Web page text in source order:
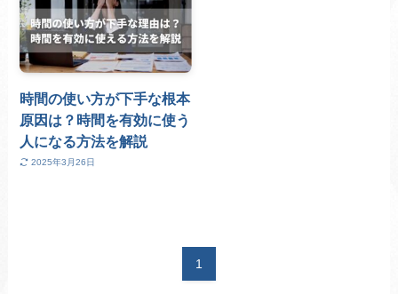
時間の使い方が下手な根本
原因は？時間を有効に使う
人になる方法を解説
2025年3月26日
1